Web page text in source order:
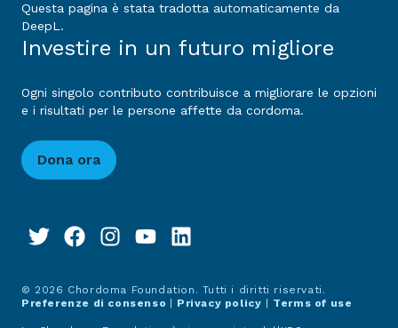
Questa pagina è stata tradotta automaticamente da
DeepL.
Investire in un futuro migliore
Ogni singolo contributo contribuisce a migliorare le opzioni
e i risultati per le persone affette da cordoma.
Dona ora
© 2026 Chordoma Foundation. Tutti i diritti riservati.
Preferenze di consenso
Privacy policy Terms of use